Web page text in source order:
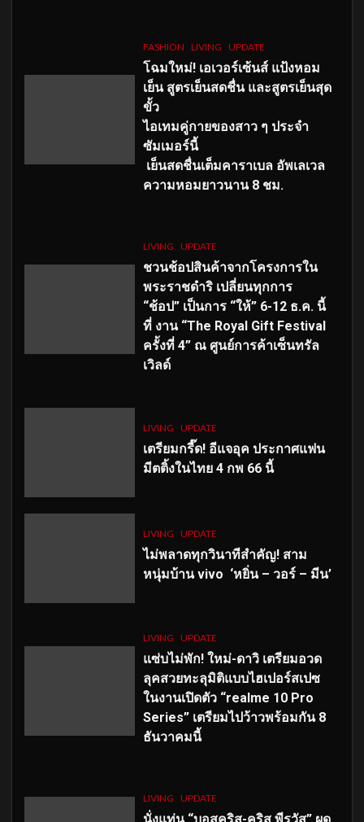
FASHION LIVING UPDATE
โฉมใหม่! เอเวอร์เซ้นส์ แป้งหอม
เย็น สูตรเย็นสดชื่น และสูตรเย็นสุด
ขั้ว
ไอเทมคู่กายของสาว ๆ ประจำ
ซัมเมอร์นี้
เย็นสดชื่นเต็มคาราเบล อัพเลเวล
ความหอมยาวนาน 8 ชม.
LIVING UPDATE
ชวนช้อปสินค้าจากโครงการใน
พระราชดำริ เปลี่ยนทุกการ
“ช้อป” เป็นการ “ให้” 6-12 ธ.ค. นี้
ที่ งาน “The Royal Gift Festival
ครั้งที่ 4” ณ ศูนย์การค้าเซ็นทรัล
เวิลด์
LIVING UPDATE
เตรียมกรี๊ด! อีแจอุค ประกาศแฟน
มีตติ้งในไทย 4 กพ 66 นี้
LIVING UPDATE
ไม่พลาดทุกวินาทีสำคัญ! สาม
หนุ่มบ้าน vivo ‘หยิ่น – วอร์ – มีน’
LIVING UPDATE
แซ่บไม่พัก! ใหม่-ดาวิ เตรียมอวด
ลุคสวยทะลุมิติแบบไฮเปอร์สเปซ
ในงานเปิดตัว “realme 10 Pro
Series” เตรียมไปว้าวพร้อมกัน 8
ธันวาคมนี้
LIVING UPDATE
นั่งแท่น “บอสคริส-คริส พีรวัส” ผุด